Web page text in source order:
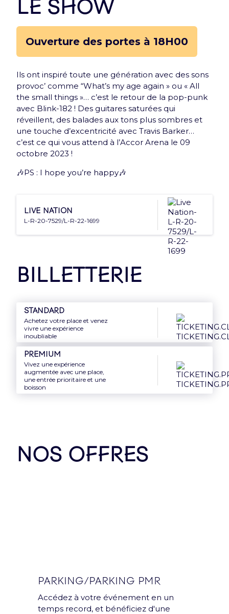
Newsletter
Inscrivez-vous et recevez une fois par mois une
Arena news qui a tout d’essentiel !
Le show
Ouverture des portes à 18H00
Ils ont inspiré toute une génération avec des sons
provoc’ comme “What’s my age again » ou « All
the small things »… c’est le retour de la pop-punk
avec Blink-182 ! Des guitares saturées qui
réveillent, des balades aux tons plus sombres et
une touche d’excentricité avec Travis Barker…
c’est ce qui vous attend à l’Accor Arena le 09
octobre 2023 !
🎶PS : I hope you’re happy🎶
Live Nation
L-R-20-7529/L-R-22-1699
Billetterie
Standard
Achetez votre place et venez
vivre une expérience
inoubliable
Premium
Vivez une expérience
augmentée avec une place,
une entrée prioritaire et une
boisson
NOS OFFRES
PARKING/PARKING PMR
Accédez à votre événement en un
temps record, et bénéficiez d'une